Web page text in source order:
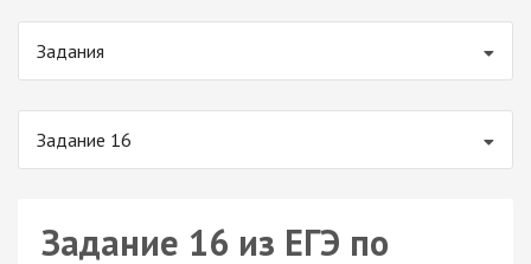
Задания
Задание 16
Задание 16 из ЕГЭ по